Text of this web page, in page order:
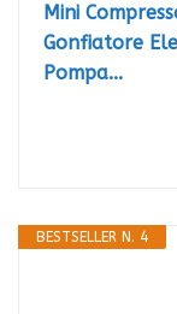
Mini
Gonfiatore
Pompa...
BESTSELLER N. 4